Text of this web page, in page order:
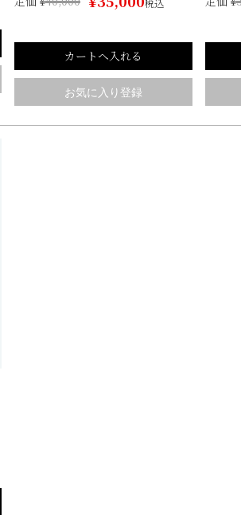
税込
カートへ入れる